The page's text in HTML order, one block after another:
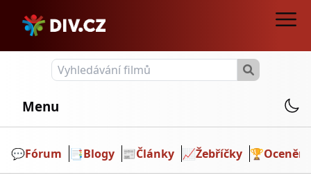
Menu
💬️Fórum 📑Blogy 📰Články 📈Žebříčky 🏆Ocenění